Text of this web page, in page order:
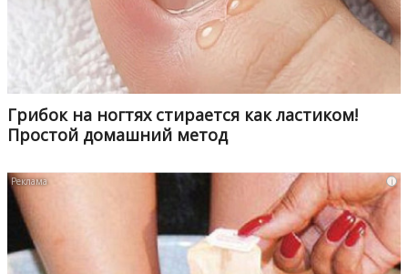
Грибок на ногтях стирается как ластиком!
Простой домашний метод
i